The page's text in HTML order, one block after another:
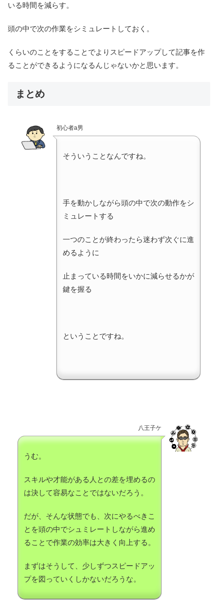
いる時間を減らす。
頭の中で次の作業をシミュレートしておく。
くらいのことをすることでよりスピードアップして記事を作
ることができるようになるんじゃないかと思います。
まとめ
初心者a男
そういうことなんですね。
手を動かしながら頭の中で次の動作をシ
ミュレートする
一つのことが終わったら迷わず次ぐに進
めるように
止まっている時間をいかに減らせるかが
鍵を握る
ということですね。
八王子ケ
うむ。
スキルや才能がある人との差を埋めるの
は決して容易なことではないだろう。
だが、そんな状態でも、次にやるべきこ
とを頭の中でシュミレートしながら進め
ることで作業の効率は大きく向上する。
まずはそうして、少しずつスピードアッ
プを図っていくしかないだろうな。